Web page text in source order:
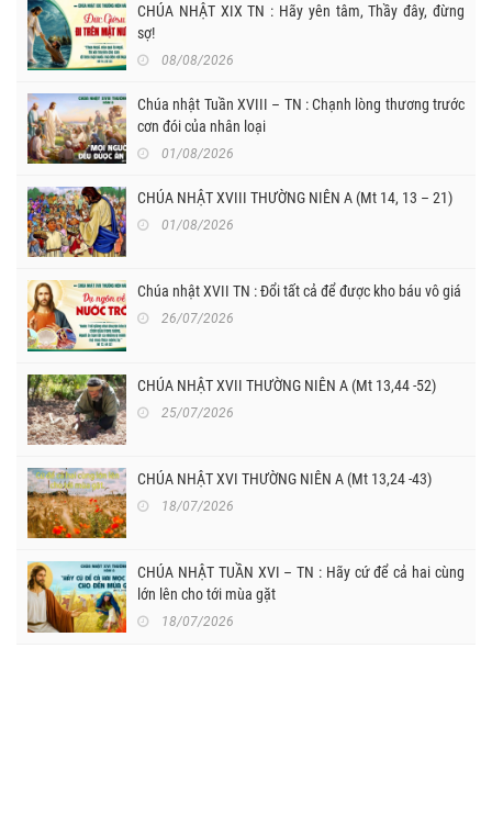
CHÚA NHẬT XIX TN : Hãy yên tâm, Thầy đây, đừng
sợ!
08/08/2026
Chúa nhật Tuần XVIII – TN : Chạnh lòng thương trước
cơn đói của nhân loại
01/08/2026
CHÚA NHẬT XVIII THƯỜNG NIÊN A (Mt 14, 13 – 21)
01/08/2026
Chúa nhật XVII TN : Đổi tất cả để được kho báu vô giá
26/07/2026
CHÚA NHẬT XVII THƯỜNG NIÊN A (Mt 13,44 -52)
25/07/2026
CHÚA NHẬT XVI THƯỜNG NIÊN A (Mt 13,24 -43)
18/07/2026
CHÚA NHẬT TUẦN XVI – TN : Hãy cứ để cả hai cùng
lớn lên cho tới mùa gặt
18/07/2026